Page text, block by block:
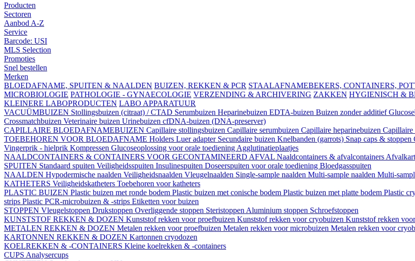
Producten
Sectoren
Aanbod A-Z
Service
Barcode: USI
MLS Selection
Promoties
Snel bestellen
Merken
BLOEDAFNAME, SPUITEN & NAALDEN BUIZEN, REKKEN & PCR STAALAFNAMEBEKERS, CONTAINERS,
MICROBIOLOGIE PATHOLOGIE - GYNAECOLOGIE VERZENDING & ARCHIVERING ZAKKEN HYGIENISCH &
KLEINERE LABOPRODUCTEN LABO APPARATUUR
VACUÜMBUIZEN Stollingsbuizen (citraat) / CTAD Serumbuizen Heparinebuizen EDTA-buizen Buizen zonder additief
Crossmatchbuizen Veterinaire buizen Urinebuizen cfDNA-buizen (DNA-preserver)
CAPILLAIRE BLOEDAFNAMEBUIZEN Capillaire stollingsbuizen Capillaire serumbuizen Capillaire heparinebuizen
TOEBEHOREN VOOR BLOEDAFNAME Holders Luer adapter Secundaire buizen Knelbanden (garrots) Snap caps & stoppen
Vingerprik - hielprik Kompressen Glucoseoplossing voor orale toediening Agglutinatieplaatjes
NAALDCONTAINERS & CONTAINERS VOOR GECONTAMINEERD AFVAL Naaldcontainers & afvalcontainers
SPUITEN Standaard spuiten Veiligheidsspuiten Insulinespuiten Doseerspuiten voor orale toediening Bloedgasspuiten
NAALDEN Hypodermische naalden Veiligheidsnaalden Vleugelnaalden Single-sample naalden Multi-sample naalden Multi-
KATHETERS Veiligheidskatheters Toebehoren voor katheters
PLASTIC BUIZEN Plastic buizen met ronde bodem Plastic buizen met conische bodem Plastic buizen met platte bodem Plastic
strips Plastic PCR-microbuizen & -strips Etiketten voor buizen
STOPPEN Vleugelstoppen Drukstoppen Overliggende stoppen Steristoppen Aluminium stoppen Schroefstoppen
KUNSTSTOF REKKEN & DOZEN Kunststof rekken voor proefbuizen Kunststof rekken voor cryobuizen Kunststof rekken
METALEN REKKEN & DOZEN Metalen rekken voor proefbuizen Metalen rekken voor microbuizen Metalen rekken voor
KARTONNEN REKKEN & DOZEN Kartonnen cryodozen
KOELREKKEN & -CONTAINERS Kleine koelrekken & -containers
CUPS Analysercups